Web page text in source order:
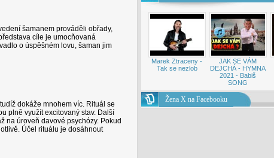
šamanem prováděli obřady,
cíle je umocňovaná
o úspěšném lovu, šaman jim
dokáže mnohem víc. Rituál se
plně využít excitovaný stav. Další
na úroveň davové psychózy. Pokud
Účel rituálu je dosáhnout
JAK SE VÁM
DEJCHÁ - HYMNA
2021 - Babiš
SONG
Marek Ztraceny -
Tak se nezlob
Žena X na Facebooku